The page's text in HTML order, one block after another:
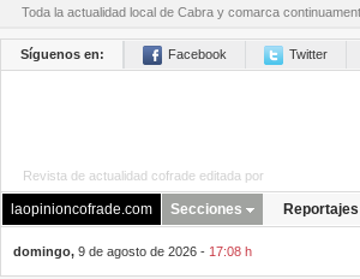
Toda la actualidad local de Cabra y comarca
Síguenos en: Facebook Twitter
Revista de actualidad cofrade editada por
laopinioncofrade.com Secciones Reportajes
domingo, 9 de agosto de 2026 - 17:08 h